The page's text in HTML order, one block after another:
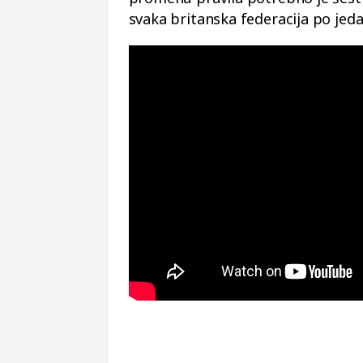
svaka britanska federacija po